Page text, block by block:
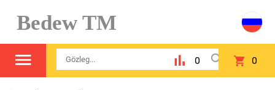
Bedew TM
0 0